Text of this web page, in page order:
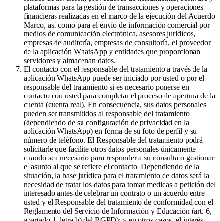
plataformas para la gestión de transacciones y operaciones
financieras realizadas en el marco de la ejecución del Acuerdo
Marco, así como para el envío de información comercial por
medios de comunicación electrónica, asesores jurídicos,
empresas de auditoría, empresas de consultoría, el proveedor
de la aplicación WhatsApp y entidades que proporcionan
servidores y almacenan datos.
El contacto con el responsable del tratamiento a través de la
aplicación WhatsApp puede ser iniciado por usted o por el
responsable del tratamiento si es necesario ponerse en
contacto con usted para completar el proceso de apertura de la
cuenta (cuenta real). En consecuencia, sus datos personales
pueden ser transmitidos al responsable del tratamiento
(dependiendo de su configuración de privacidad en la
aplicación WhatsApp) en forma de su foto de perfil y su
número de teléfono. El Responsable del tratamiento podrá
solicitarle que facilite otros datos personales únicamente
cuando sea necesario para responder a su consulta o gestionar
el asunto al que se refiere el contacto. Dependiendo de la
situación, la base jurídica para el tratamiento de datos será la
necesidad de tratar los datos para tomar medidas a petición del
interesado antes de celebrar un contrato o un acuerdo entre
usted y el Responsable del tratamiento de conformidad con el
Reglamento del Servicio de Información y Educación (art. 6,